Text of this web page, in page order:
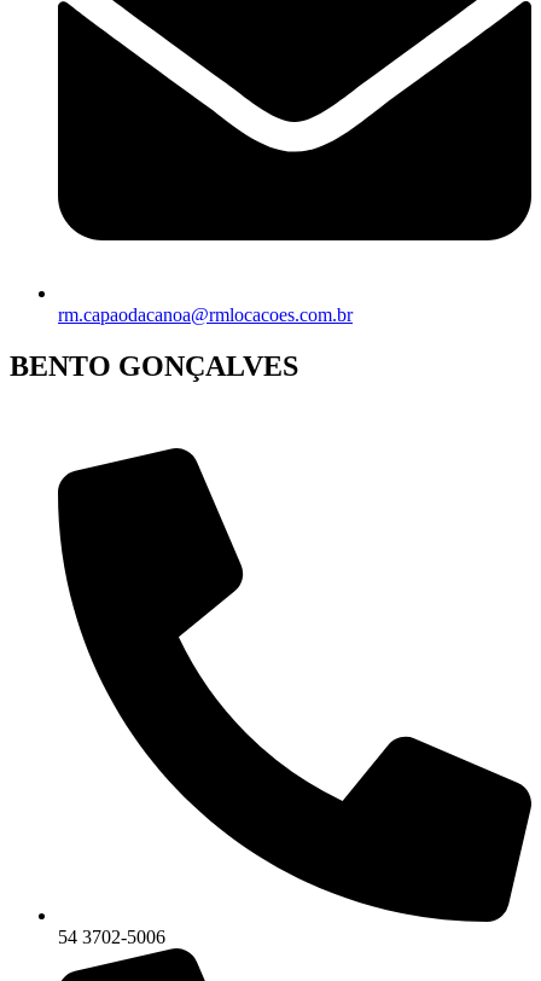
rm.capaodacanoa@rmlocacoes.com.br
BENTO GONÇALVES
54 3702-5006